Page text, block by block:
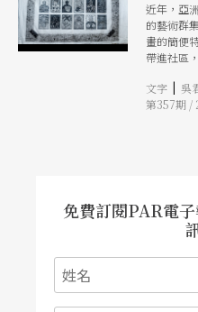
近年，亞
的藝術群
畫的簡便
帶進社區
西亞、日
向的群眾
文字 | 吳
第357期 /
免費訂閱PAR電